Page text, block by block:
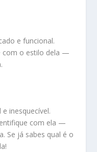
e funcional.
com o estilo dela —
inesquecível.
com ela —
Se já sabes qual é o